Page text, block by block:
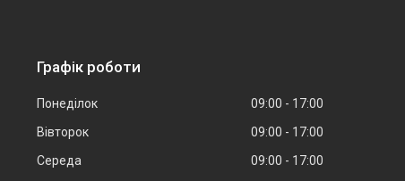
Графік роботи
Понеділок 09:00
17:00
Вівторок
09:00
17:00
Середа
09:00
17:00